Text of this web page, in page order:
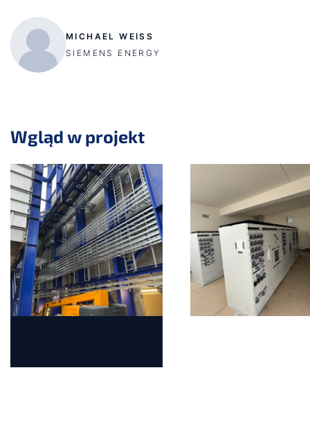
MICHAEL WEISS
SIEMENS ENERGY
Wgląd w projekt
Pomiń suwak